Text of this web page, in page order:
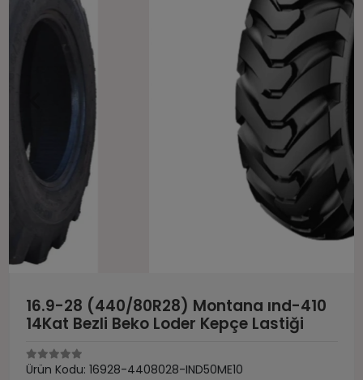
16.9-28 (440/80R28) Montana ınd-410
14Kat Bezli Beko Loder Kepçe Lastiği
Ürün Kodu: 16928-4408028-IND50ME10